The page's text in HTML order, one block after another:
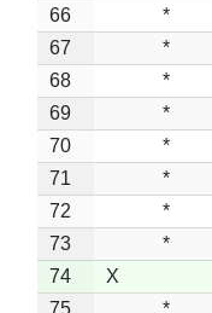
66
*
67
*
68
*
69
*
70
*
71
*
72
*
73
*
74
X
75
*